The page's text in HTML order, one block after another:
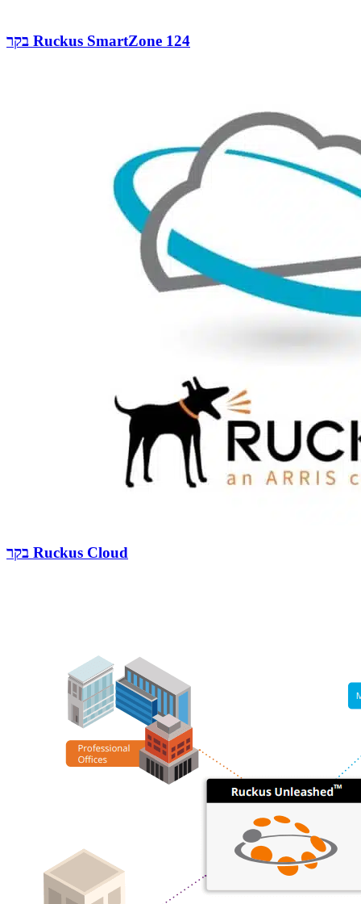
בקר Ruckus SmartZone 124
בקר Ruckus Cloud